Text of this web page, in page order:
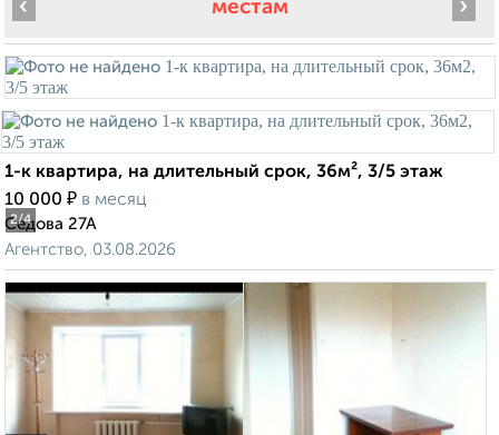
местам
2/4
‹ ›
1-к квартира, на длительный срок, 36м², 3/5 этаж
10 000 ₽ в месяц
Седова 27А
Агентство, 03.08.2026